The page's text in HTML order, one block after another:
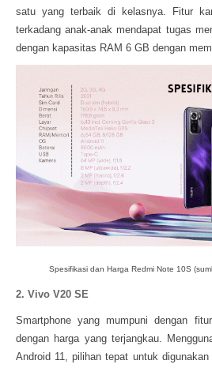
satu yang terbaik di kelasnya. Fitur
terkadang anak-anak mendapat tugas
dengan kapasitas RAM 6 GB dengan
Spesifikasi dan Harga Redmi Note 10S
2. Vivo V20 SE
Smartphone yang mumpuni dengan
dengan harga yang terjangkau.
Android 11, pilihan tepat untuk